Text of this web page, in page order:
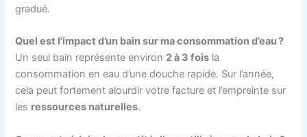
gradué.
Quel est l’impact d’un bain sur ma consommation d’eau ?
Un seul bain représente environ 2 à 3 fois la
consommation en eau d’une douche rapide. Sur l’année,
cela peut fortement alourdir votre facture et l’empreinte sur
les ressources naturelles.